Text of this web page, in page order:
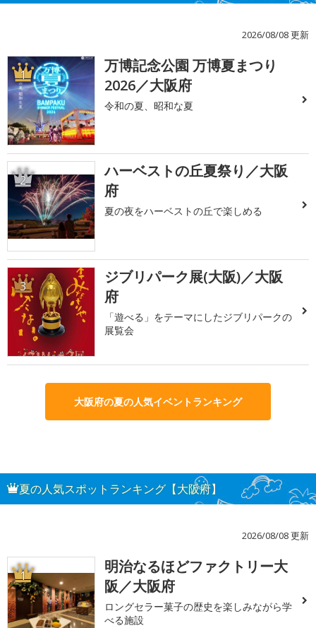
2026/08/08 更新
1
万博記念公園 万博夏まつり
2026／大阪府
令和の夏、昭和な夏
2
ハーベストの丘夏祭り／大阪
府
夏の夜をハーベストの丘で楽しめる
3
ジブリパーク展(大阪)／大阪
府
「遊べる」をテーマにしたジブリパークの
展覧会
大阪府の夏の人気イベントランキング
夏の人気スポットランキング【大阪府】
2026/08/08 更新
1
明治なるほどファクトリー大
阪／大阪府
ロングセラー菓子の歴史を楽しみながら学
べる施設